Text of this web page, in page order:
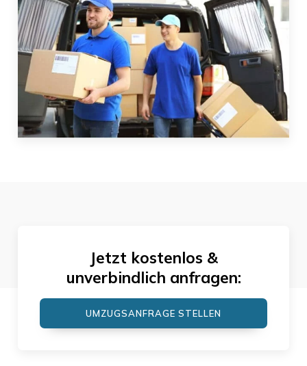
Jetzt kostenlos &
unverbindlich anfragen:
UMZUGSANFRAGE STELLEN